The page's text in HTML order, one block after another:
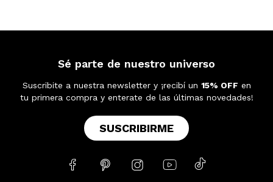
Sé parte de nuestro universo
Suscribite a nuestra newsletter y ¡recibí un 15% OFF en
tu primera compra y enterate de las últimas novedades!
SUSCRIBIRME
    